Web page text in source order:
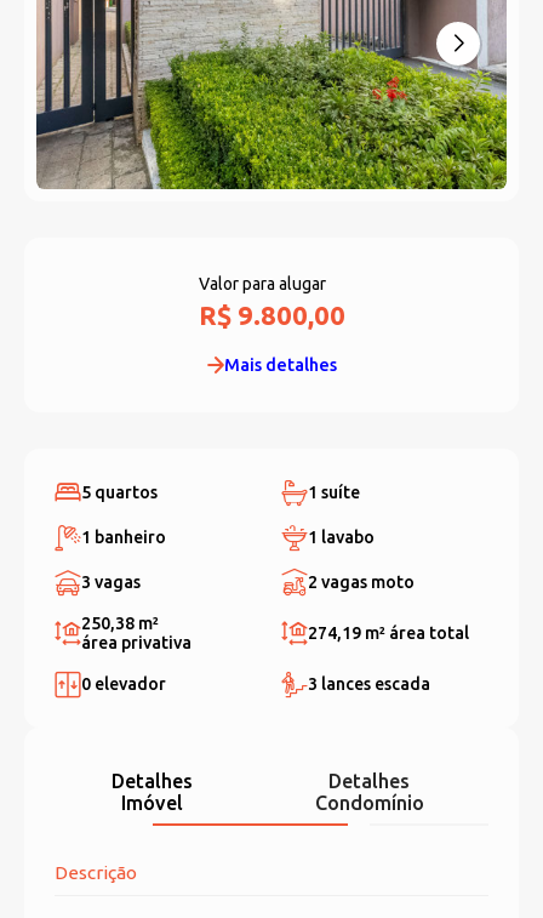
Valor para alugar
R$ 9.800,00
Mais detalhes
5 quartos 1 suíte
1 banheiro 1 lavabo
3 vagas 2 vagas moto
250,38 m²
área privativa
274,19 m² área total
0 elevador 3 lances escada
Detalhes
Imóvel
Detalhes
Condomínio
Descrição